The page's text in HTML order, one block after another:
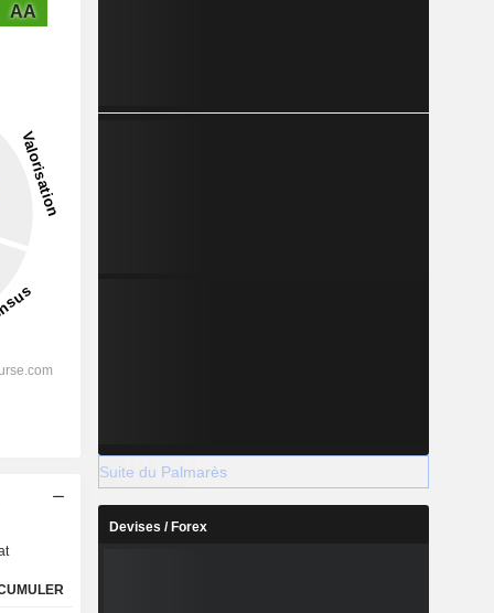
AA
Suite du Palmarès
Devises / Forex